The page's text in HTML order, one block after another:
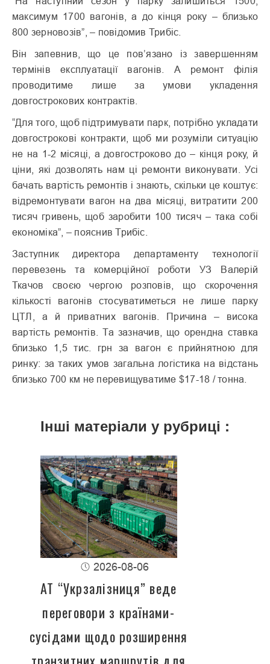
максимум 1700 вагонів, а до кінця року – близько
800 зерновозів”, – повідомив Трибіс.
Він запевнив, що це пов’язано із завершенням
термінів експлуатації вагонів. А ремонт філія
проводитиме лише за умови укладення
довгострокових контрактів.
“Для того, щоб підтримувати парк, потрібно укладати
довгострокові контракти, щоб ми розуміли ситуацію
не на 1-2 місяці, а довгостроково до – кінця року, й
ціни, які дозволять нам ці ремонти виконувати. Усі
бачать вартість ремонтів і знають, скільки це коштує:
відремонтувати вагон на два місяці, витратити 200
тисяч гривень, щоб заробити 100 тисяч – така собі
економіка”, – пояснив Трибіс.
Заступник директора департаменту технології
перевезень та комерційної роботи УЗ Валерій
Ткачов своєю чергою розповів, що скорочення
кількості вагонів стосуватиметься не лише парку
ЦТЛ, а й приватних вагонів. Причина – висока
вартість ремонтів. Та зазначив, що орендна ставка
близько 1,5 тис. грн за вагон є прийнятною для
ринку: за таких умов загальна логістика на відстань
близько 700 км не перевищуватиме $17-18 / тонна.
Інші матеріали у рубриці :
2026-08-06
АТ “Укрзалізниця” веде
переговори з країнами-
сусідами щодо розширення